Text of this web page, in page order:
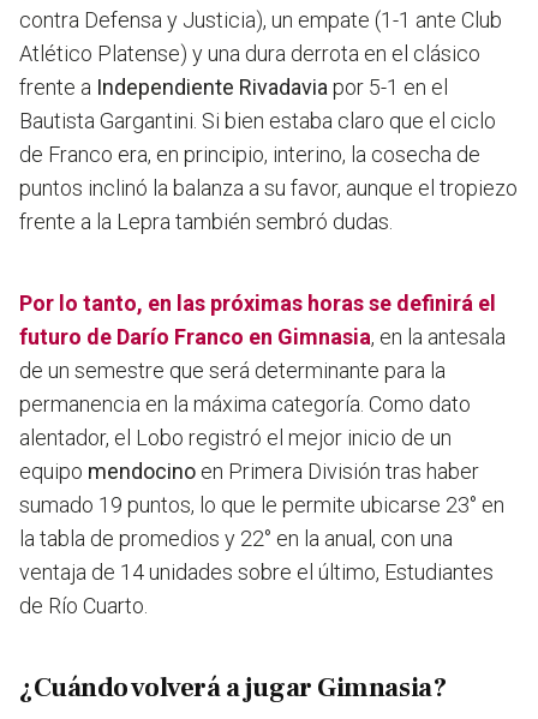
contra Defensa y Justicia), un empate (1-1 ante Club
Atlético Platense) y una dura derrota en el clásico
frente a Independiente Rivadavia por 5-1 en el
Bautista Gargantini. Si bien estaba claro que el ciclo
de Franco era, en principio, interino, la cosecha de
puntos inclinó la balanza a su favor, aunque el tropiezo
frente a la Lepra también sembró dudas.
Por lo tanto, en las próximas horas se definirá el
futuro de Darío Franco en Gimnasia, en la antesala
de un semestre que será determinante para la
permanencia en la máxima categoría. Como dato
alentador, el Lobo registró el mejor inicio de un
equipo mendocino en Primera División tras haber
sumado 19 puntos, lo que le permite ubicarse 23° en
la tabla de promedios y 22° en la anual, con una
ventaja de 14 unidades sobre el último, Estudiantes
de Río Cuarto.
¿Cuándo volverá a jugar Gimnasia?